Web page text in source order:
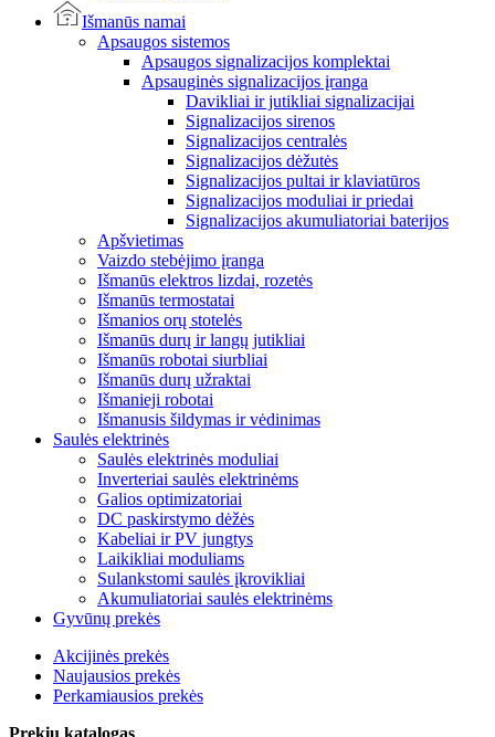
Išmanūs namai
Apsaugos sistemos
Apsaugos signalizacijos komplektai
Apsauginės signalizacijos įranga
Davikliai ir jutikliai signalizacijai
Signalizacijos sirenos
Signalizacijos centralės
Signalizacijos dėžutės
Signalizacijos pultai ir klaviatūros
Signalizacijos moduliai ir priedai
Signalizacijos akumuliatoriai baterijos
Apšvietimas
Vaizdo stebėjimo įranga
Išmanūs elektros lizdai, rozetės
Išmanūs termostatai
Išmanios orų stotelės
Išmanūs durų ir langų jutikliai
Išmanūs robotai siurbliai
Išmanūs durų užraktai
Išmanieji robotai
Išmanusis šildymas ir vėdinimas
Saulės elektrinės
Saulės elektrinės moduliai
Inverteriai saulės elektrinėms
Galios optimizatoriai
DC paskirstymo dėžės
Kabeliai ir PV jungtys
Laikikliai moduliams
Sulankstomi saulės įkrovikliai
Akumuliatoriai saulės elektrinėms
Gyvūnų prekės
Akcijinės prekės
Naujausios prekės
Perkamiausios prekės
Prekių katalogas